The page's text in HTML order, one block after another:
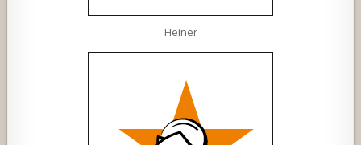
Heiner